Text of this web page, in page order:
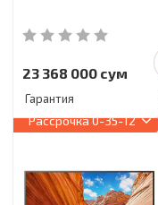
23 368 000 сум
Гарантия
Рассрочка0-35-12